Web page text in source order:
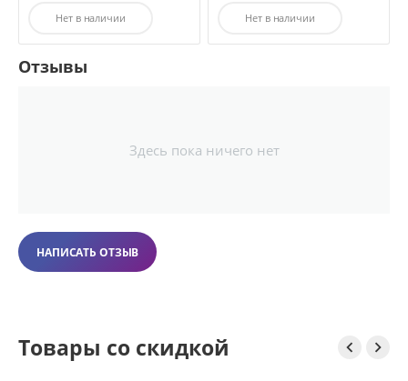
Нет в наличии Нет в наличии
Отзывы
Здесь пока ничего нет
НАПИСАТЬ ОТЗЫВ
Товары со скидкой  